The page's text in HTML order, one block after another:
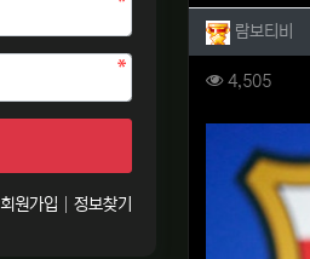
작성자
람보티비
컨텐츠
4,505조회
회원가입 정보찾기